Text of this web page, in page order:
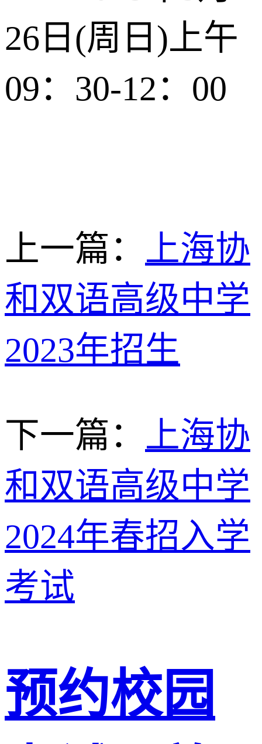
26日(周日)上午
09：30-12：00
上一篇： 上海协
和双语高级中学
2023年招生
下一篇： 上海协
和双语高级中学
2024年春招入学
考试
预约校园